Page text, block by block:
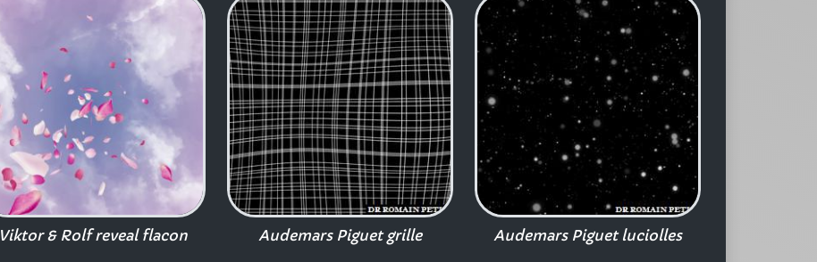
Viktor & Rolf reveal flacon Audemars Piguet grille Audemars Piguet luciolles